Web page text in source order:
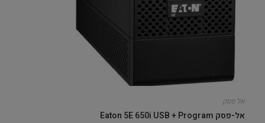
אל פסק
אל-פסק Eaton 5E 650i USB + Program